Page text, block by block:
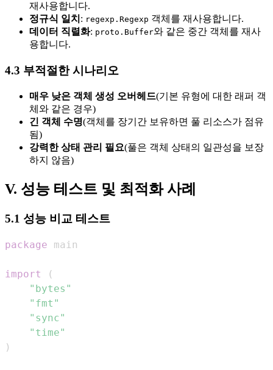
재사용합니다.
정규식 일치 : regexp.Regexp 객체를 재사용합니다.
데이터 직렬화: proto.Buffer와 같은 중간 객체를 재사
용합니다.
4.3 부적절한 시나리오
매우 낮은 객체 생성 오버헤드(기본 유형에 대한 래퍼 객
체와 같은 경우)
긴 객체 수명(객체를 장기간 보유하면 풀 리소스가 점유
됨)
강력한 상태 관리 필요(풀은 객체 상태의 일관성을 보장
하지 않음)
V. 성능 테스트 및 최적화 사례
5.1 성능 비교 테스트
package
import
(
"bytes"
"fmt"
"sync"
"time"
)